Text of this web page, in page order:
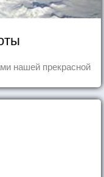
нашей прекрасной